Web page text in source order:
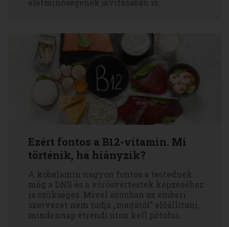
életminőségének javításában is.
Ezért fontos a B12-vitamin. Mi
történik, ha hiányzik?
A kobalamin nagyon fontos a testednek:
még a DNS és a vörösvértestek képzéséhez
is szükséges. Mivel azonban az emberi
szervezet nem tudja „magától” előállítani,
mindennap étrendi úton kell pótolni.